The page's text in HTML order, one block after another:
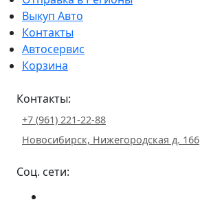
Выкуп Авто
Контакты
Автосервис
Корзина
Контакты:
+7 (961) 221-22-88
Новосибирск, Нижегородская д. 166
Соц. сети: